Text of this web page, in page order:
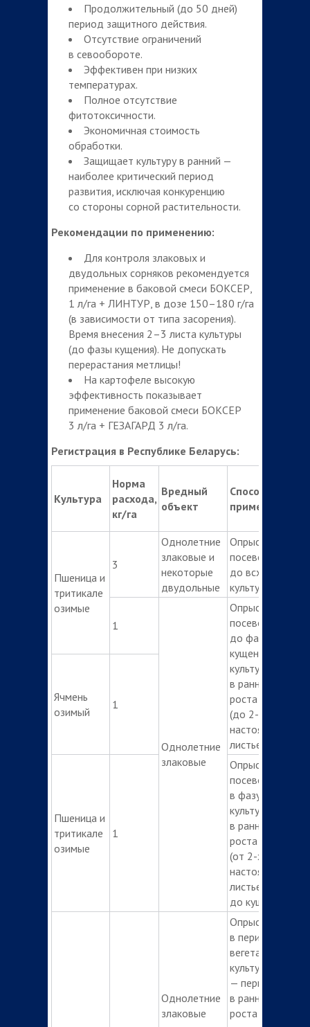
Продолжительный (до 50 дней)
период защитного действия.
Отсутствие ограничений
в севообороте.
Эффективен при низких
температурах.
Полное отсутствие
фитотоксичности.
Экономичная стоимость
обработки.
Защищает культуру в ранний —
наиболее критический период
развития, исключая конкуренцию
со стороны сорной растительности.
Рекомендации по применению:
Для контроля злаковых и
двудольных сорняков рекомендуется
применение в баковой смеси БОКСЕР,
1 л/га + ЛИНТУР, в дозе 150–180 г/га
(в зависимости от типа засорения).
Время внесения 2–3 листа культуры
(до фазы кущения). Не допускать
перерастания метлицы!
На картофеле высокую
эффективность показывает
применение баковой смеси БОКСЕР
3 л/га + ГЕЗАГАРД 3 л/га.
Регистрация в Республике Беларусь:
Культура
Норма
расхода,
кг/га
Вредный
объект
Способ и сроки
применения
Пшеница и
тритикале
озимые
3
Однолетние
злаковые и
некоторые
двудольные
Опрыскивание
посевов осенью
до всходов
культуры
1
Однолетние
злаковые
Опрыскивание
посевов осенью
до фазы
кущения
культуры,
в ранние фазы
роста сорняков
(до 2-х
настоящих
листьев)
Ячмень
озимый
1
Пшеница и
тритикале
озимые
1
Опрыскивание
посевов весной
в фазу кущения
культуры,
в ранние фазы
роста сорняков
(от 2-х
настоящих
листьев
до кущения)
Однолетние
злаковые
Опрыскивание
в период
вегетации
культуры:
— первое:
в ранние фазы
роста развития